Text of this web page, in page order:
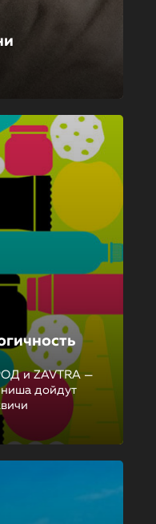
и ZAVTRA —
дойдут